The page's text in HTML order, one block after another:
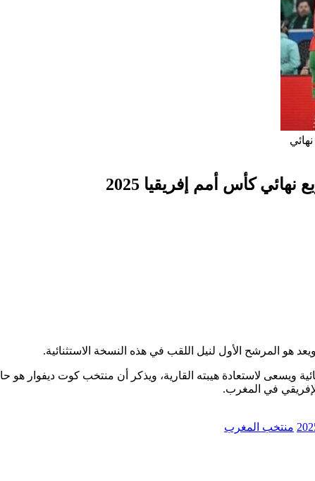
كأس أمم إفريقيا 2025
هو المرشح الأول لنيل اللقب في هذه النسخة الاستثنائية.
ويسعى لاستعادة هيبته القارية، ويذكر أن منتخب كوت ديفوار هو
في المغرب.
منتخب المغرب